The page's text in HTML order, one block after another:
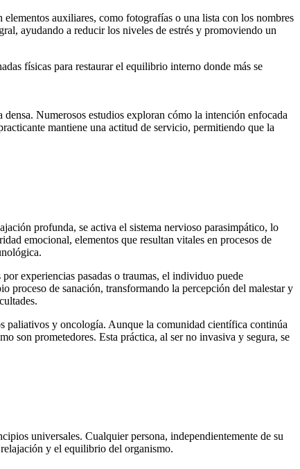
auxiliares, como fotografías o una lista con los nombres
ayudando a reducir los niveles de estrés y promoviendo un
físicas para restaurar el equilibrio interno donde más se
Numerosos estudios exploran cómo la intención enfocada
mantiene una actitud de servicio, permitiendo que la
profunda, se activa el sistema nervioso parasimpático, lo
emocional, elementos que resultan vitales en procesos de
experiencias pasadas o traumas, el individuo puede
proceso de sanación, transformando la percepción del malestar y
paliativos y oncología. Aunque la comunidad científica continúa
son prometedores. Esta práctica, al ser no invasiva y segura, se
universales. Cualquier persona, independientemente de su
y el equilibrio del organismo.